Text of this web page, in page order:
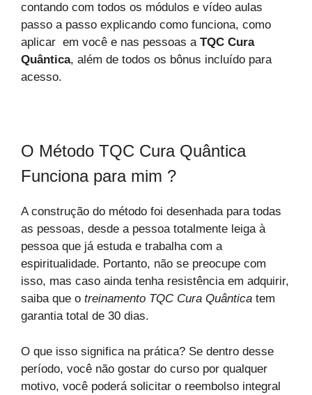
contando com todos os módulos e vídeo aulas
passo a passo explicando como funciona, como
aplicar em você e nas pessoas a TQC Cura
Quântica, além de todos os bônus incluído para
acesso.
O Método TQC Cura Quântica
Funciona para mim ?
A construção do método foi desenhada para todas
as pessoas, desde a pessoa totalmente leiga à
pessoa que já estuda e trabalha com a
espiritualidade. Portanto, não se preocupe com
isso, mas caso ainda tenha resistência em adquirir,
saiba que o treinamento TQC Cura Quântica tem
garantia total de 30 dias.
O que isso significa na prática? Se dentro desse
período, você não gostar do curso por qualquer
motivo, você poderá solicitar o reembolso integral